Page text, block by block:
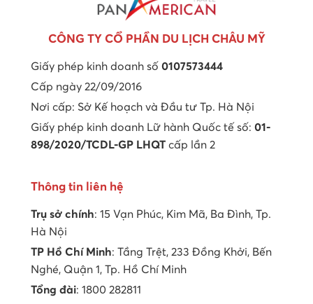
CÔNG TY CỔ PHẦN DU LỊCH CHÂU MỸ
Giấy phép kinh doanh số 0107573444
Cấp ngày 22/09/2016
Nơi cấp: Sở Kế hoạch và Đầu tư Tp. Hà Nội
Giấy phép kinh doanh Lữ hành Quốc tế số: 01-
898/2020/TCDL-GP LHQT cấp lần 2
Thông tin liên hệ
Trụ sở chính: 15 Vạn Phúc, Kim Mã, Ba Đình, Tp.
Hà Nội
TP Hồ Chí Minh: Tầng Trệt, 233 Đồng Khởi, Bến
Nghé, Quận 1, Tp. Hồ Chí Minh
Tổng đài: 1800 282811